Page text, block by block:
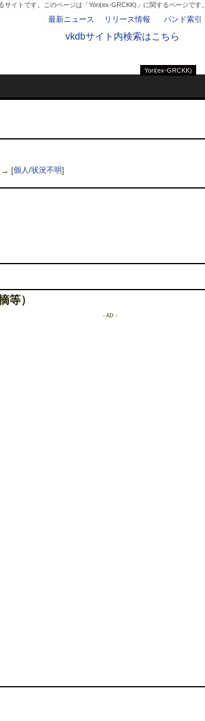
イトです。このページは「Yori(ex-GRCKK)」に関するページです。
最新ニュース リリース情報 バンド索引
vkdbサイト内検索はこちら
Yori(ex-GRCKK)
→ [個人/状況不明]
等）
- AD -